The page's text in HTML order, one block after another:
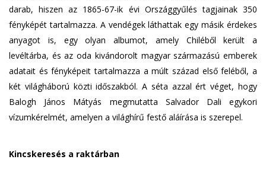
darab, hiszen az 1865-67-ik évi Országgyűlés tagjainak 350
fényképét tartalmazza. A vendégek láthattak egy másik érdekes
anyagot is, egy olyan albumot, amely Chiléből került a
levéltárba, és az oda kivándorolt magyar származású emberek
adatait és fényképeit tartalmazza a múlt század első feléből, a
két világháború közti időszakból. A séta azzal ért véget, hogy
Balogh János Mátyás megmutatta Salvador Dali egykori
vízumkérelmét, amelyen a világhírű festő aláírása is szerepel.
Kincskeresés a raktárban